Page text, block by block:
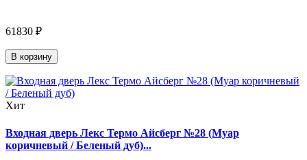
61830 ₽
В корзину
Хит
Входная дверь Лекс Термо Айсберг №28 (Муар
коричневый / Беленый дуб)...